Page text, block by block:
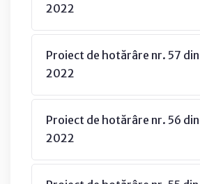
2022
Proiect de hotărâre nr. 57
2022
Proiect de hotărâre nr. 56
2022